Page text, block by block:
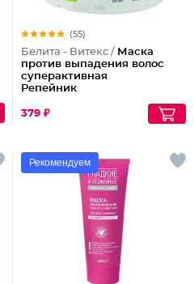
(55)
Белита - Витекс / Маска
против выпадения волос
суперактивная
Репейник
379 ₽
Рекомендуем